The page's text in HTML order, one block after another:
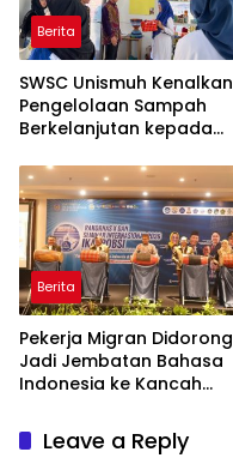
Berita
SWSC Unismuh Kenalkan
Pengelolaan Sampah
Berkelanjutan kepada
Visit
Berita
Pekerja Migran Didorong
Jadi Jembatan Bahasa
Indonesia ke Kancah
Leave a Reply